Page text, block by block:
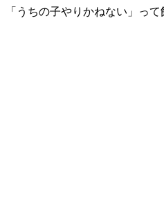
「うちの子やりかねない」っ